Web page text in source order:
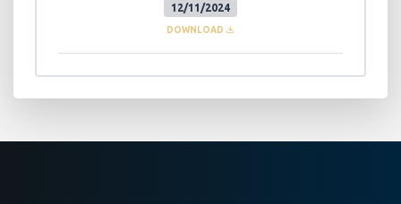
12/11/2024
DOWNLOAD